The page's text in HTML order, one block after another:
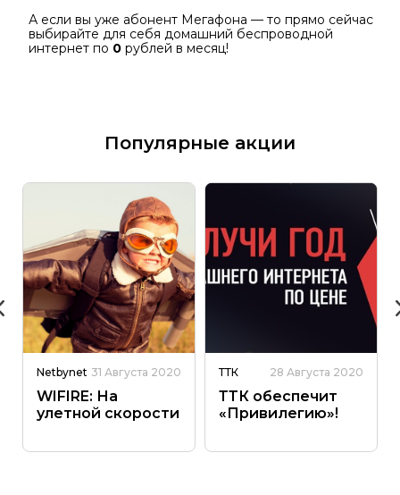
А если вы уже абонент Мегафона — то прямо сейчас
выбирайте для себя домашний беспроводной
интернет по 0 рублей в месяц!
Популярные акции
Netbynet 31 Августа 2020
WIFIRE: На
улетной скорости
ТТК 28 Августа 2020
ТТК обеспечит
«Привилегию»!